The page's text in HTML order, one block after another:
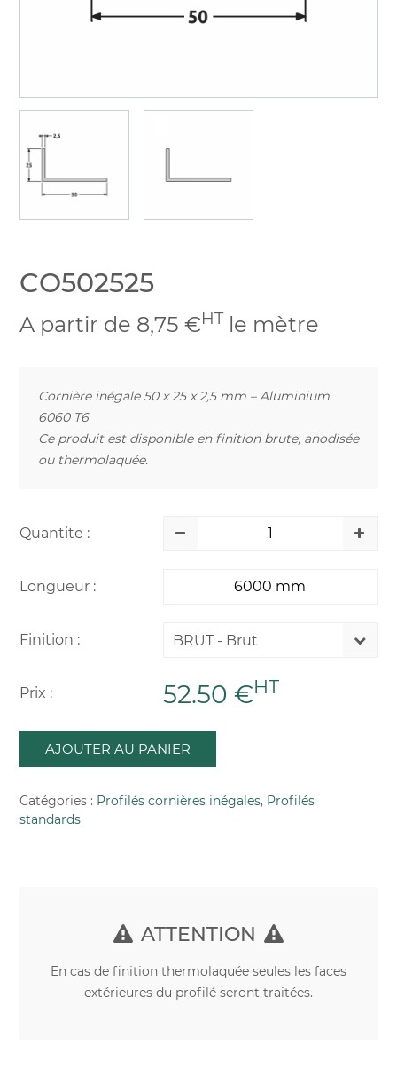
CO502525
A partir de 8,75 €HT le mètre
Cornière inégale 50 x 25 x 2,5 mm – Aluminium
6060 T6
Ce produit est disponible en finition brute, anodisée
ou thermolaquée.
Quantite :
Longueur :
Finition : BRUT - Brut
Prix : 52.50 €HT
AJOUTER AU PANIER
Catégories : Profilés cornières inégales, Profilés
standards
ATTENTION
En cas de finition thermolaquée seules les faces
extérieures du profilé seront traitées.